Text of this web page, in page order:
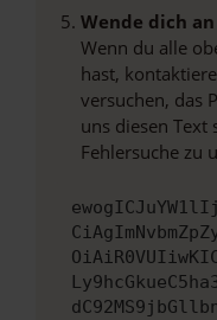
Wende dich
Wenn du alle
hast,
versuchen, das
uns diesen Text
Fehlersuche zu